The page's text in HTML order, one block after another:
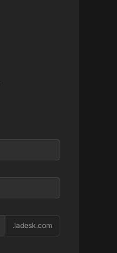
.ladesk.com